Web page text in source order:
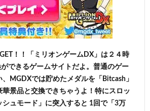
！！「ミリオンゲームDX」は２４時
できるゲームサイトだよ。普通のゲー
MGDXでは貯めたメダルを「Bitcash」
景品と交換できちゃうよ！特にスロッ
シュモード」に突入すると 1回で「3万